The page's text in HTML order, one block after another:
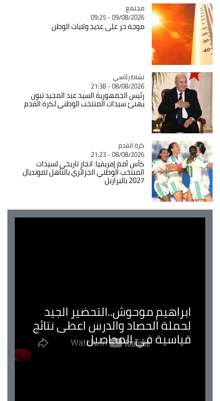
Catégorie
مجتمع
09/08/2026 - 09:25
موجة حر على عديد ولايات الوطن
Catégorie
نشاط رئاسي
08/08/2026 - 21:38
رئيس الجمهورية السيد عبد المجيد تبون
يهنئ سيدات المنتخب الوطني لكرة القدم
Catégorie
كرة القدم
08/08/2026 - 21:23
كأس أمم إفريقيا: انجاز تاريخي لسيدات
المنتخب الوطني الجزائري بالتأهل لمونديال
2027 بالبرازيل
ابراهيم موحوش..التحضير الجيد
لحملة الحصاد والدرس اعطى نتائج
قياسية في المحاصيل